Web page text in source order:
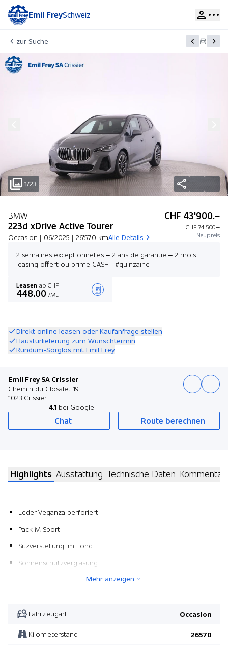
Emil FreySchweiz
zur Suche
1/23
BMW
223d xDrive Active Tourer
Occasion | 06/2025 | 26'570 kmAlle Details
CHF 43'900.–
CHF 74'500.–
Neupreis
2 semaines exceptionnelles – 2 ans de garantie – 2 mois
leasing offert ou prime CASH - #quinzaine
Leasen ab CHF
448.00 /Mt.
Direkt online leasen oder Kaufanfrage stellen
Haustürlieferung zum Wunschtermin
Rundum-Sorglos mit Emil Frey
Emil Frey SA Crissier
Chemin du Closalet 19
1023 Crissier
4.1 bei Google
Chat Route berechnen
Highlights Ausstattung Technische Daten Kommentar
Leder Veganza perforiert
Pack M Sport
Sitzverstellung im Fond
Sonnenschutzverglasung
Dachreling Shadow Line/ hochglanz
Anhängerkupplung mit schwenkbarem Kugelkopf
Mehr anzeigen
Fahrzeugart Occasion
Kilometerstand 26570